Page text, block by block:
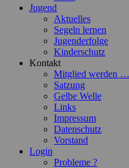
Jugend
Aktuelles
Segeln lernen
Jugenderfolge
Kinderschutz
Kontakt
Mitglied werden …
Satzung
Gelbe Welle
Links
Impressum
Datenschutz
Vorstand
Login
Probleme ?